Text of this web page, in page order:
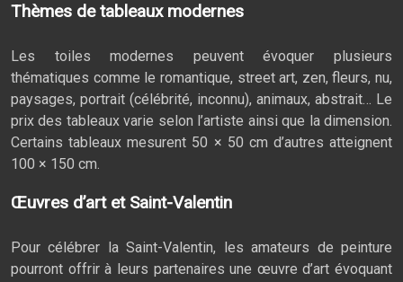
Thèmes de tableaux modernes
Les toiles modernes peuvent évoquer plusieurs
thématiques comme le romantique, street art, zen, fleurs, nu,
paysages, portrait (célébrité, inconnu), animaux, abstrait… Le
prix des tableaux varie selon l’artiste ainsi que la dimension.
Certains tableaux mesurent 50 × 50 cm d’autres atteignent
100 × 150 cm.
Œuvres d’art et Saint-Valentin
Pour célébrer la Saint-Valentin, les amateurs de peinture
pourront offrir à leurs partenaires une œuvre d’art évoquant